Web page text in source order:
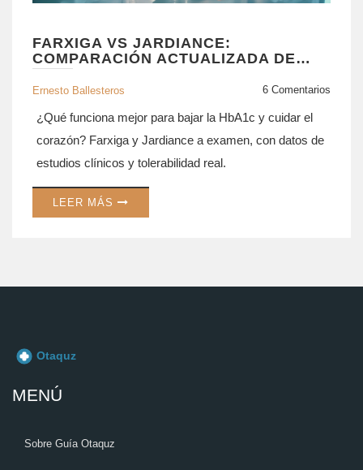
FARXIGA VS JARDIANCE:
COMPARACIÓN ACTUALIZADA DE
EFICACIA Y SEGURIDAD EN EL
MANEJO DE LA DIABETES
Ernesto Ballesteros 6 Comentarios
¿Qué funciona mejor para bajar la HbA1c y cuidar el
corazón? Farxiga y Jardiance a examen, con datos de
estudios clínicos y tolerabilidad real.
LEER MÁS
MENÚ
Sobre Guía Otaquz